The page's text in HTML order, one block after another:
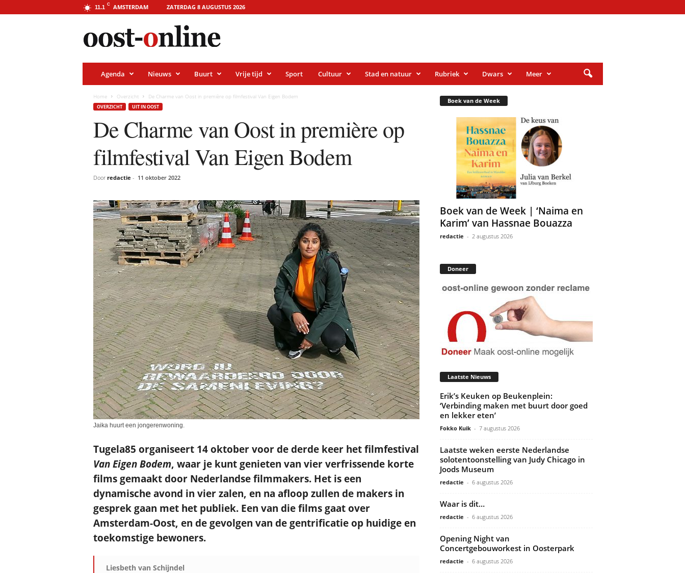
11.1 C AMSTERDAM ZATERDAG 8 AUGUSTUS 2026
o
o
-
o
l
e
Agenda Nieuws Buurt Vrije tijd Sport Cultuur Stad en natuur Rubriek Dwars Meer
Home Overzicht De Charme van Oost in première op filmfestival Van Eigen Bodem
OVERZICHT UIT IN OOST
De Charme van Oost in première op
filmfestival Van Eigen Bodem
Door redactie - 11 oktober 2022
Jaika huurt een jongerenwoning.
Tugela85 organiseert 14 oktober voor de derde keer het filmfestival
Van Eigen Bodem, waar je kunt genieten van vier verfrissende korte
films gemaakt door Nederlandse filmmakers. Het is een
dynamische avond in vier zalen, en na afloop zullen de makers in
gesprek gaan met het publiek. Een van die films gaat over
Amsterdam-Oost, en de gevolgen van de gentrificatie op huidige en
toekomstige bewoners.
Liesbeth van Schijndel
Boek van de Week
Boek van de Week | ‘Naima en
Karim’ van Hassnae Bouazza
redactie - 2 augustus 2026
Doneer
Laatste Nieuws
Erik’s Keuken op Beukenplein:
‘Verbinding maken met buurt door goed
en lekker eten’
Fokko Kuik - 7 augustus 2026
Laatste weken eerste Nederlandse
solotentoonstelling van Judy Chicago in
Joods Museum
redactie - 6 augustus 2026
Waar is dit…
redactie - 6 augustus 2026
Opening Night van
Concertgebouworkest in Oosterpark
redactie - 6 augustus 2026